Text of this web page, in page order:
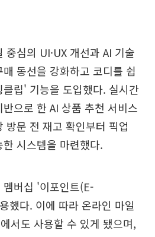
중심의 UI·UX 개선과 AI 기술
동선을 강화하고 코디를 쉽
립' 기능을 도입했다. 실시간
으로 한 AI 상품 추천 서비스
방문 전 재고 확인부터 픽업
시스템을 마련했다.
버십 '이포인트(E-
했다. 이에 따라 온라인 마일
서도 사용할 수 있게 됐으며,